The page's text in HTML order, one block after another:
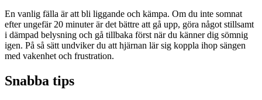
En vanlig fälla är att bli liggande och kämpa. Om du inte somnat
efter ungefär 20 minuter är det bättre att gå upp, göra något stillsamt
i dämpad belysning och gå tillbaka först när du känner dig sömnig
igen. På så sätt undviker du att hjärnan lär sig koppla ihop sängen
med vakenhet och frustration.
Snabba tips